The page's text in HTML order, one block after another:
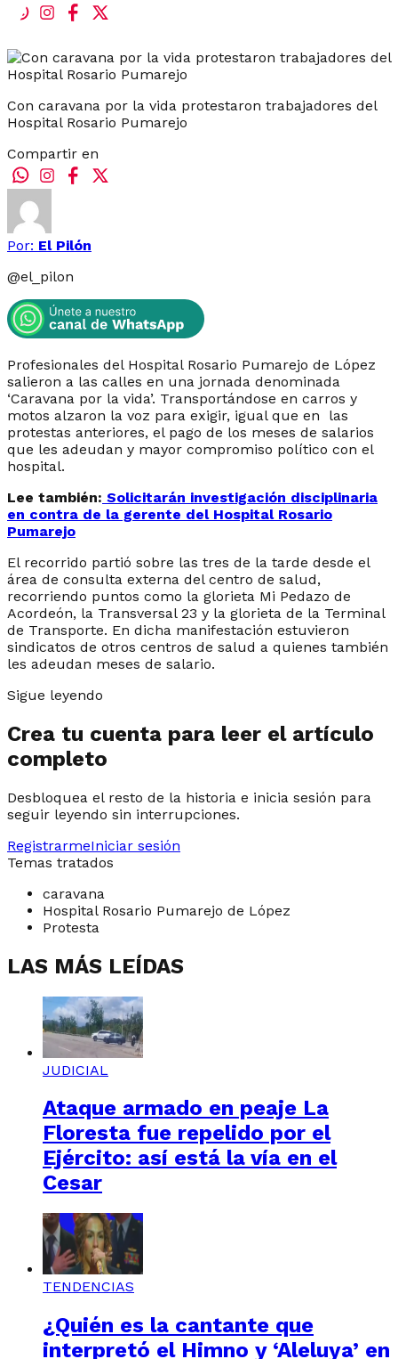
Con caravana por la vida protestaron trabajadores del
Hospital Rosario Pumarejo
Compartir en
Por: El Pilón
@el_pilon
Profesionales del Hospital Rosario Pumarejo de López
salieron a las calles en una jornada denominada
‘Caravana por la vida’. Transportándose en carros y
motos alzaron la voz para exigir, igual que en las
protestas anteriores, el pago de los meses de salarios
que les adeudan y mayor compromiso político con el
hospital.
Lee también: Solicitarán investigación disciplinaria
en contra de la gerente del Hospital Rosario
Pumarejo
El recorrido partió sobre las tres de la tarde desde el
área de consulta externa del centro de salud,
recorriendo puntos como la glorieta Mi Pedazo de
Acordeón, la Transversal 23 y la glorieta de la Terminal
de Transporte. En dicha manifestación estuvieron
sindicatos de otros centros de salud a quienes también
les adeudan meses de salario.
Sigue leyendo
Crea tu cuenta para leer el artículo
completo
Desbloquea el resto de la historia e inicia sesión para
seguir leyendo sin interrupciones.
RegistrarmeIniciar sesión
Temas tratados
caravana
Hospital Rosario Pumarejo de López
Protesta
LAS MÁS LEÍDAS
JUDICIAL
Ataque armado en peaje La
Floresta fue repelido por el
Ejército: así está la vía en el
Cesar
TENDENCIAS
¿Quién es la cantante que
interpretó el Himno y ‘Aleluya’ en